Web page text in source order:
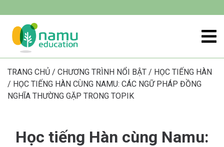
TRANG CHỦ / CHƯƠNG TRÌNH NỔI BẬT / HỌC TIẾNG HÀN
/ HỌC TIẾNG HÀN CÙNG NAMU: CÁC NGỮ PHÁP ĐỒNG
NGHĨA THƯỜNG GẶP TRONG TOPIK
Học tiếng Hàn cùng Namu: